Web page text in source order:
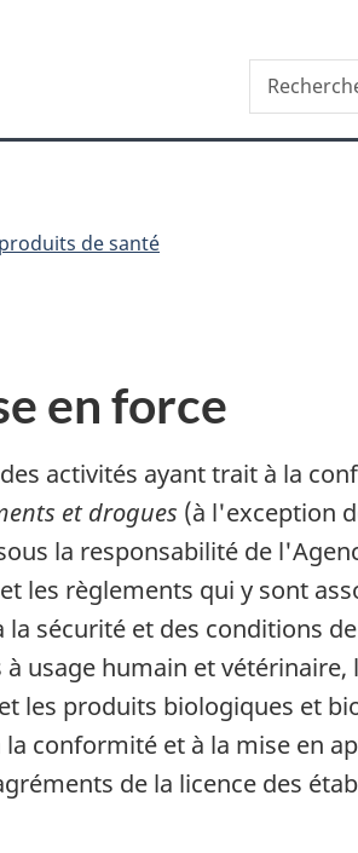
sujet
la
HTML
Rechercher
dans
de santé
en force
activités ayant trait à la
et drogues (à l'exception
la responsabilité de
les règlements qui y sont
la sécurité et des conditions
usage humain et
les produits biologiques et
conformité et à la mise en
de la licence des